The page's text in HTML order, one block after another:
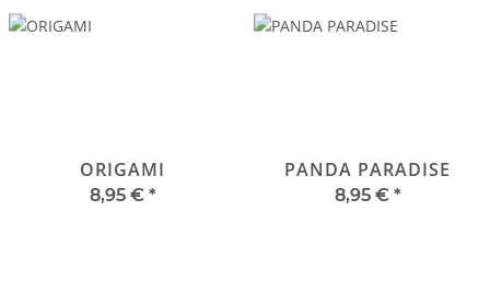
ORIGAMI
8,95 € *
PANDA PARADISE
8,95 € *